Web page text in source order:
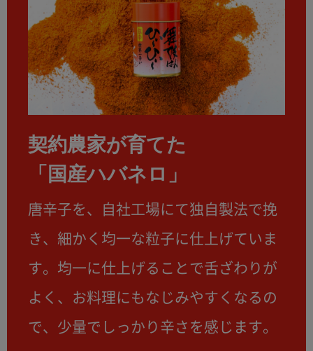
契約農家が育てた
「国産ハバネロ」
唐辛子を、自社工場にて独自製法で挽
き、細かく均一な粒子に仕上げていま
す。均一に仕上げることで舌ざわりが
よく、お料理にもなじみやすくなるの
で、少量でしっかり辛さを感じます。